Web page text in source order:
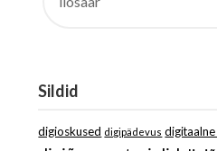
Sildid
digioskused digipädevus